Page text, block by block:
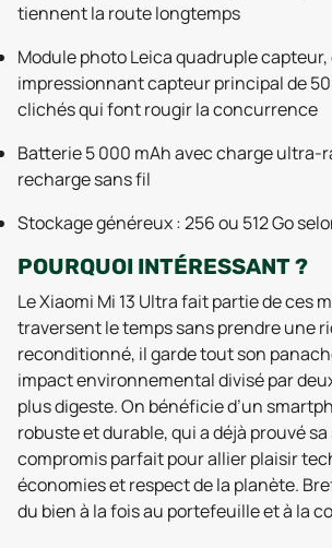
tiennent la route longtemps
Module photo Leica quadruple
impressionnant capteur principal de 50
clichés qui font rougir la concurrence
Batterie 5 000 mAh avec charge ultra-
recharge sans fil
Stockage généreux : 256 ou 512 Go
POURQUOI INTÉRESSANT ?
Le Xiaomi Mi 13 Ultra fait partie de ces
traversent le temps sans prendre une
reconditionné, il garde tout son
impact environnemental divisé par
plus digeste. On bénéficie d’un
robuste et durable, qui a déjà prouvé sa
compromis parfait pour allier plaisir
économies et respect de la planète.
du bien à la fois au portefeuille et à la